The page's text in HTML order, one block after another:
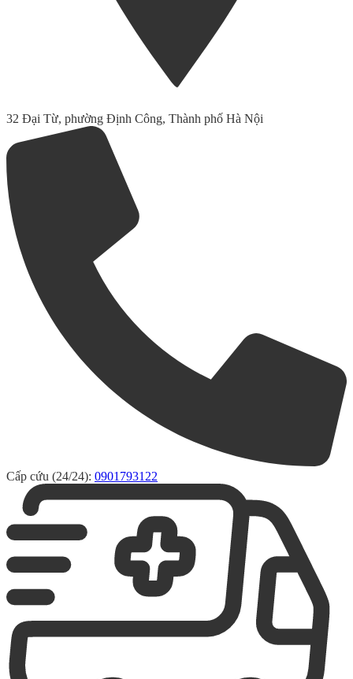
32 Đại Từ, phường Định Công, Thành phố Hà Nội
Cấp cứu (24/24): 0901793122